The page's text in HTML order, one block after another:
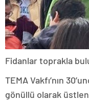
Fidanlar toprakla
TEMA Vakfı’nın
gönüllü olarak